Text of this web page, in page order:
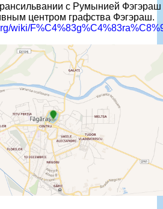
с Румынией Фэгэраш
центром графства Фэгэраш.
wiki/